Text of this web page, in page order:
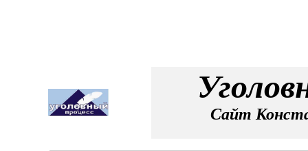
Сайт